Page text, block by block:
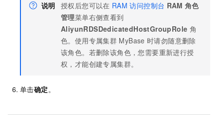
说明 授权后您可以在 RAM 访问控制台 RAM 角色
管理菜单右侧查看到
AliyunRDSDedicatedHostGroupRole 角
色。使用专属集群 MyBase 时请勿随意删除
该角色。若删除该角色，您需要重新进行授
权，才能创建专属集群。
单击确定。